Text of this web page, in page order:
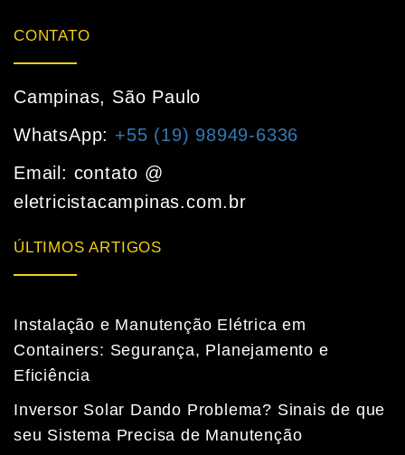
CONTATO
Campinas, São Paulo
WhatsApp: +55 (19) 98949-6336
Email: contato @
eletricistacampinas.com.br
ÚLTIMOS ARTIGOS
Instalação e Manutenção Elétrica em
Containers: Segurança, Planejamento e
Eficiência
Inversor Solar Dando Problema? Sinais de que
seu Sistema Precisa de Manutenção